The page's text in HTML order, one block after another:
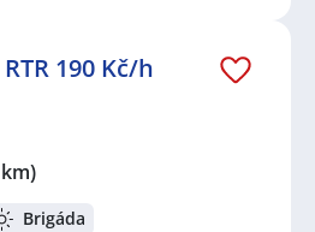
190 Kč/h
Brigáda